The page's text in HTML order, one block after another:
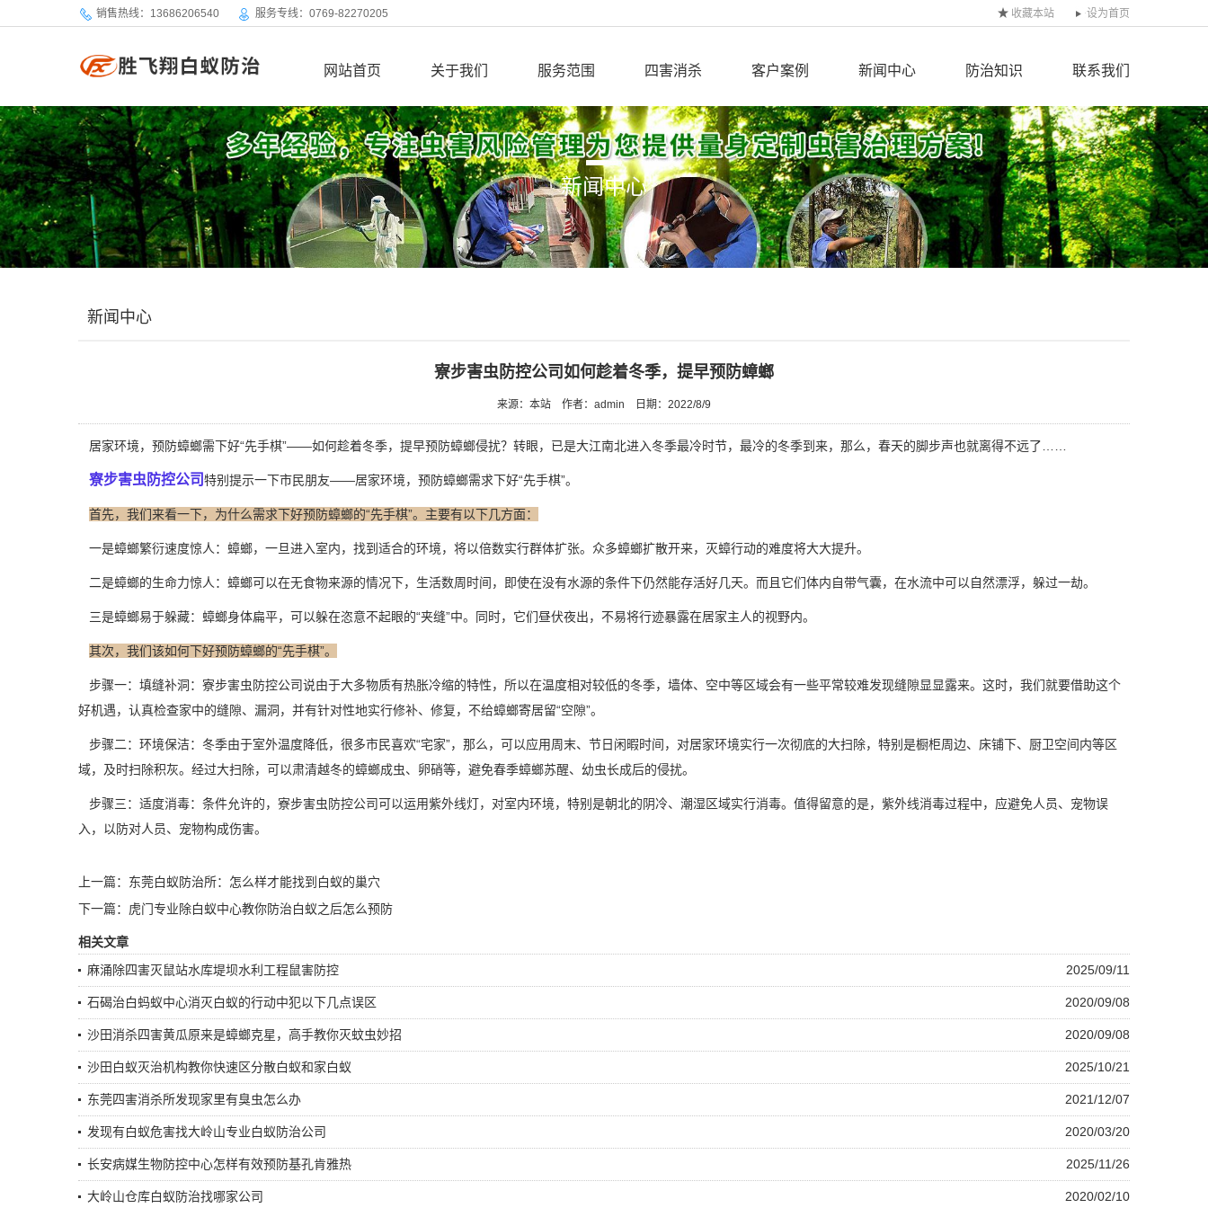
销售热线：13686206540 服务专线：0769-82270205 设为首页
收藏本站
网站首页 关于我们 服务范围 四害消杀 客户案例 新闻中心 防治知识 联系我们
新闻中心
新闻中心
寮步害虫防控公司如何趁着冬季，提早预防蟑螂
来源：本站 作者：admin 日期：2022/8/9
居家环境，预防蟑螂需下好“先手棋”——如何趁着冬季，提早预防蟑螂侵扰？转眼，已是大江南北进入冬季最冷时节，最冷的冬季到来，那么，春天的脚步声也就离得不远了……
寮步害虫防控公司特别提示一下市民朋友——居家环境，预防蟑螂需求下好“先手棋”。
首先，我们来看一下，为什么需求下好预防蟑螂的“先手棋”。主要有以下几方面：
一是蟑螂繁衍速度惊人：蟑螂，一旦进入室内，找到适合的环境，将以倍数实行群体扩张。众多蟑螂扩散开来，灭蟑行动的难度将大大提升。
二是蟑螂的生命力惊人：蟑螂可以在无食物来源的情况下，生活数周时间，即使在没有水源的条件下仍然能存活好几天。而且它们体内自带气囊，在水流中可以自然漂浮，躲过一劫。
三是蟑螂易于躲藏：蟑螂身体扁平，可以躲在恣意不起眼的“夹缝”中。同时，它们昼伏夜出，不易将行迹暴露在居家主人的视野内。
其次，我们该如何下好预防蟑螂的“先手棋”。
步骤一：填缝补洞：寮步害虫防控公司说由于大多物质有热胀冷缩的特性，所以在温度相对较低的冬季，墙体、空中等区域会有一些平常较难发现缝隙显显露来。这时，我们就要借助这个
好机遇，认真检查家中的缝隙、漏洞，并有针对性地实行修补、修复，不给蟑螂寄居留“空隙”。
步骤二：环境保洁：冬季由于室外温度降低，很多市民喜欢“宅家”，那么，可以应用周末、节日闲暇时间，对居家环境实行一次彻底的大扫除，特别是橱柜周边、床铺下、厨卫空间内等区
域，及时扫除积灰。经过大扫除，可以肃清越冬的蟑螂成虫、卵硝等，避免春季蟑螂苏醒、幼虫长成后的侵扰。
步骤三：适度消毒：条件允许的，寮步害虫防控公司可以运用紫外线灯，对室内环境，特别是朝北的阴冷、潮湿区域实行消毒。值得留意的是，紫外线消毒过程中，应避免人员、宠物误
入，以防对人员、宠物构成伤害。
上一篇： 东莞白蚁防治所：怎么样才能找到白蚁的巢穴
下一篇： 虎门专业除白蚁中心教你防治白蚁之后怎么预防
相关文章
2025/09/11
麻涌除四害灭鼠站水库堤坝水利工程鼠害防控
2020/09/08
石碣治白蚂蚁中心消灭白蚁的行动中犯以下几点误区
2020/09/08
沙田消杀四害黄瓜原来是蟑螂克星，高手教你灭蚊虫妙招
2025/10/21
沙田白蚁灭治机构教你快速区分散白蚁和家白蚁
2021/12/07
东莞四害消杀所发现家里有臭虫怎么办
2020/03/20
发现有白蚁危害找大岭山专业白蚁防治公司
2025/11/26
长安病媒生物防控中心怎样有效预防基孔肯雅热
2020/02/10
大岭山仓库白蚁防治找哪家公司